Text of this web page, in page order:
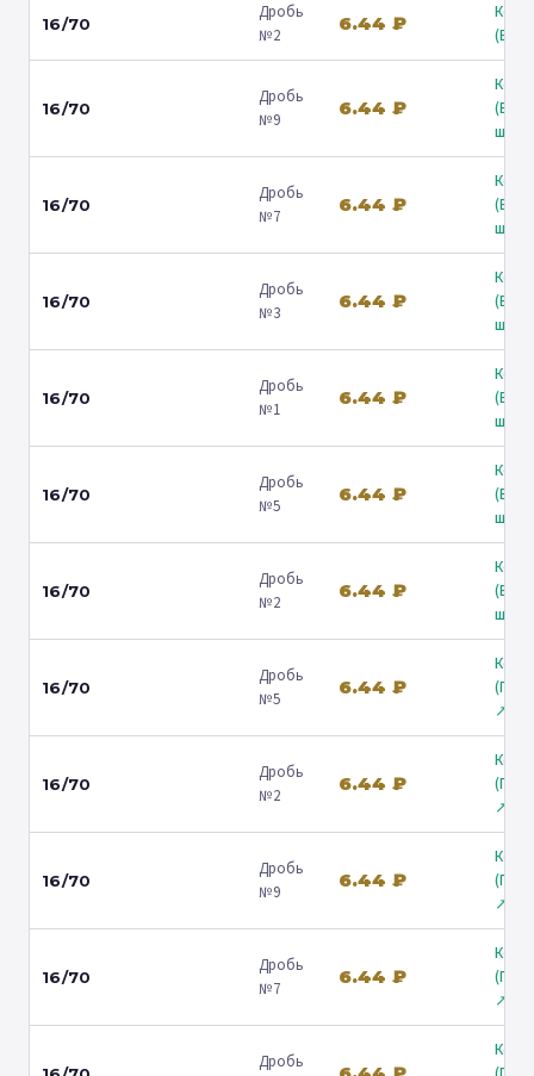
16/70
Дробь
№2
6.44 ₽
16/70
Дробь
№9
6.44 ₽
ш.) ↗
16/70
Дробь
№7
6.44 ₽
ш.) ↗
16/70
Дробь
№3
6.44 ₽
ш.) ↗
16/70
Дробь
№1
6.44 ₽
ш.) ↗
16/70
Дробь
№5
6.44 ₽
ш.) ↗
16/70
Дробь
№2
6.44 ₽
ш.) ↗
16/70
Дробь
№5
6.44 ₽
↗
16/70
Дробь
№2
6.44 ₽
↗
16/70
Дробь
№9
6.44 ₽
↗
16/70
Дробь
№7
6.44 ₽
↗
Дробь